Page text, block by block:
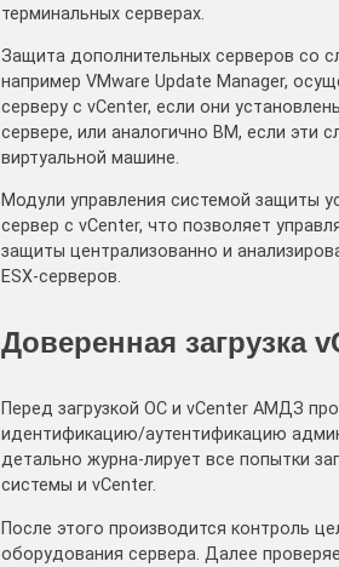
терминальных серверах.
Защита дополнительных серверов со
например VMware Update Manager,
серверу с vCenter, если они
сервере, или аналогично ВМ, если эти
виртуальной машине.
Модули управления системой защиты
сервер с vCenter, что позволяет
защиты централизованно и
ESX-серверов.
Доверенная загрузка
Перед загрузкой ОС и vCenter АМДЗ
идентификацию/аутентификацию
детально журна-лирует все попытки
системы и vCenter.
После этого производится контроль
оборудования сервера. Далее